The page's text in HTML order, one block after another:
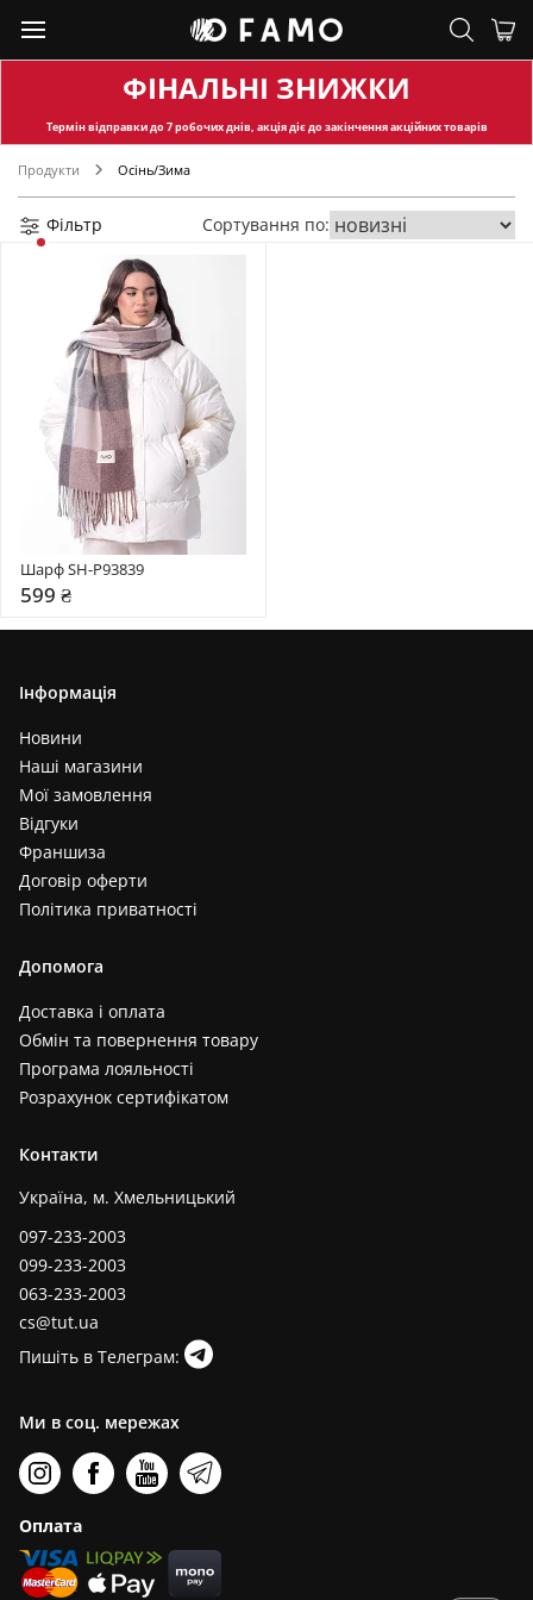
ФІНАЛЬНІ ЗНИЖКИ
Термін відправкидо 7 робочих днів, акція діє до закінчення акційних товарів
Продукти Осінь/Зима
Фільтр Сортування по:
Шарф SH-P93839
599 ₴
Інформація
Новини
Наші магазини
Мої замовлення
Відгуки
Франшиза
Договір оферти
Політика приватності
Допомога
Доставка і оплата
Обмін та повернення товару
Програма лояльності
Розрахунок сертифікатом
Контакти
Україна, м. Хмельницький
097-233-2003
099-233-2003
063-233-2003
cs@tut.ua
Пишіть в Телеграм:
Ми в соц. мережах
Оплата